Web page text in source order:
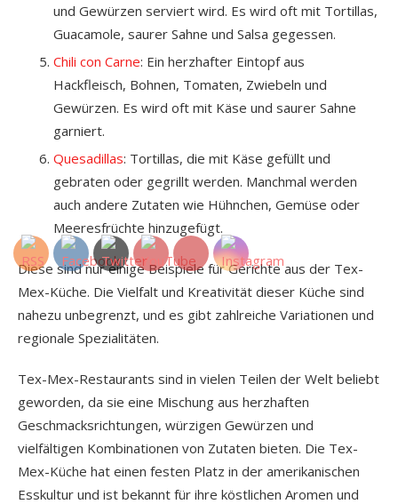
und Gewürzen serviert wird. Es wird oft mit Tortillas,
Guacamole, saurer Sahne und Salsa gegessen.
Chili con Carne: Ein herzhafter Eintopf aus
Hackfleisch, Bohnen, Tomaten, Zwiebeln und
Gewürzen. Es wird oft mit Käse und saurer Sahne
garniert.
Quesadillas: Tortillas, die mit Käse gefüllt und
gebraten oder gegrillt werden. Manchmal werden
auch andere Zutaten wie Hühnchen, Gemüse oder
Meeresfrüchte hinzugefügt.
Diese sind nur einige Beispiele für Gerichte aus der Tex-
Mex-Küche. Die Vielfalt und Kreativität dieser Küche sind
nahezu unbegrenzt, und es gibt zahlreiche Variationen und
regionale Spezialitäten.
Tex-Mex-Restaurants sind in vielen Teilen der Welt beliebt
geworden, da sie eine Mischung aus herzhaften
Geschmacksrichtungen, würzigen Gewürzen und
vielfältigen Kombinationen von Zutaten bieten. Die Tex-
Mex-Küche hat einen festen Platz in der amerikanischen
Esskultur und ist bekannt für ihre köstlichen Aromen und